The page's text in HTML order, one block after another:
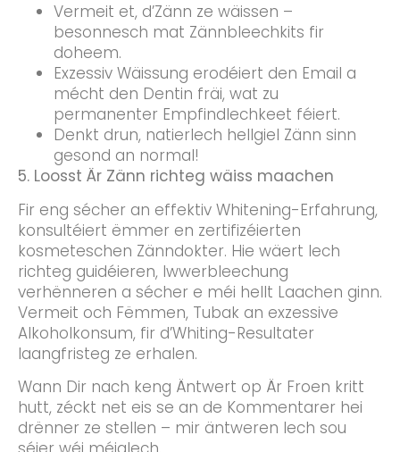
Vermeit et, d’Zänn ze wäissen –
besonnesch mat Zännbleechkits fir
doheem.
Exzessiv Wäissung erodéiert den Email a
mécht den Dentin fräi, wat zu
permanenter Empfindlechkeet féiert.
Denkt drun, natierlech hellgiel Zänn sinn
gesond an normal!
5. Loosst Är Zänn richteg wäiss maachen
Fir eng sécher an effektiv Whitening-Erfahrung,
konsultéiert ëmmer en zertifizéierten
kosmeteschen Zänndokter. Hie wäert Iech
richteg guidéieren, Iwwerbleechung
verhënneren a sécher e méi hellt Laachen ginn.
Vermeit och Fëmmen, Tubak an exzessive
Alkoholkonsum, fir d’Whiting-Resultater
laangfristeg ze erhalen.
Wann Dir nach keng Äntwert op Är Froen kritt
hutt, zéckt net eis se an de Kommentarer hei
drënner ze stellen – mir äntweren Iech sou